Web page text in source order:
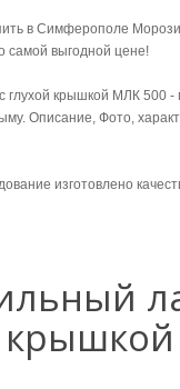
в Симферополе
выгодной цене!
глухой крышкой МЛК 500 -
Описание, Фото,
изготовлено